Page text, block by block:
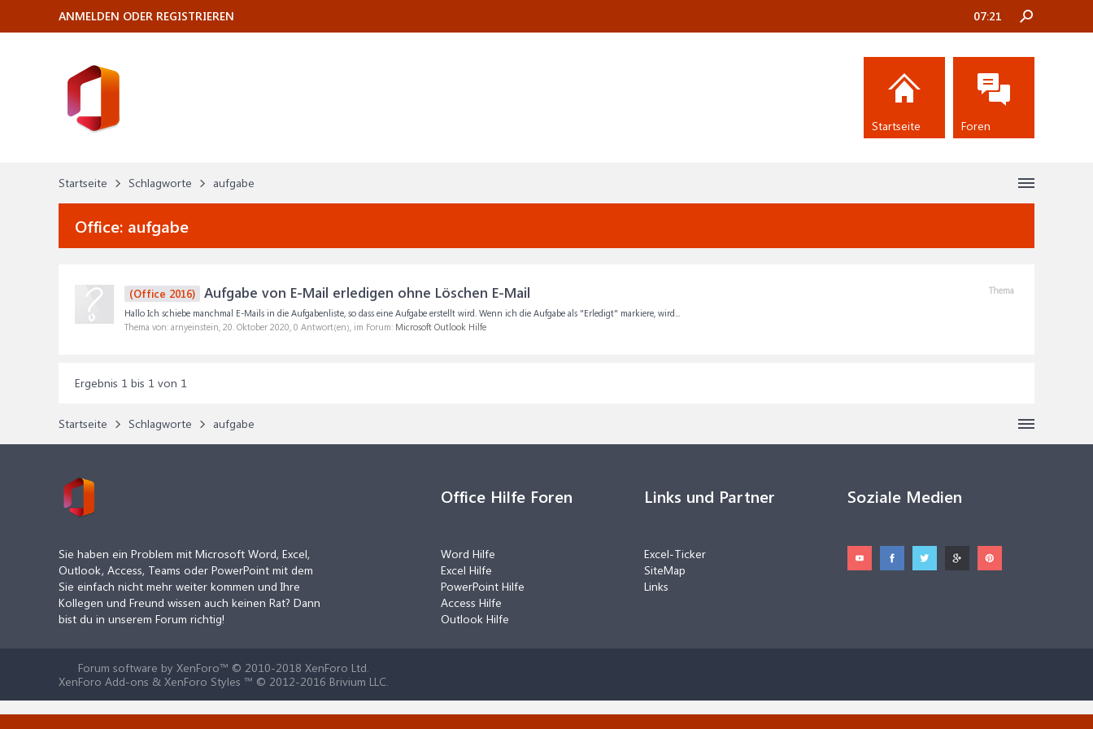
Startseite Schlagworte aufgabe
Office: aufgabe
Thema
(Office 2016) Aufgabe von E-Mail erledigen ohne Löschen E-Mail
Hallo Ich schiebe manchmal E-Mails in die Aufgabenliste, so dass eine Aufgabe erstellt wird. Wenn ich die Aufgabe als "Erledigt" markiere, wird...
Thema von: arnyeinstein, 20. Oktober 2020, 0 Antwort(en), im Forum: Microsoft Outlook Hilfe
Ergebnis 1 bis 1 von 1
Startseite Schlagworte aufgabe
ANMELDEN ODER REGISTRIEREN 07:21
Startseite Foren
Sie haben ein Problem mit Microsoft Word, Excel,
Outlook, Access, Teams oder PowerPoint mit dem
Sie einfach nicht mehr weiter kommen und Ihre
Kollegen und Freund wissen auch keinen Rat? Dann
bist du in unserem Forum richtig!
Office Hilfe Foren
Word Hilfe
Excel Hilfe
PowerPoint Hilfe
Access Hilfe
Outlook Hilfe
Links und Partner
Excel-Ticker
SiteMap
Links
Soziale Medien
Forum software by XenForo™ © 2010-2018 XenForo Ltd.
XenForo Add-ons & XenForo Styles ™ © 2012-2016 Brivium LLC.